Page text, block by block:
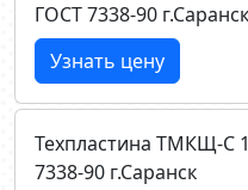
ГОСТ 7338-90 г.Саранск
Узнать цену
Техпластина ТМКЩ-C
7338-90 г.Саранск